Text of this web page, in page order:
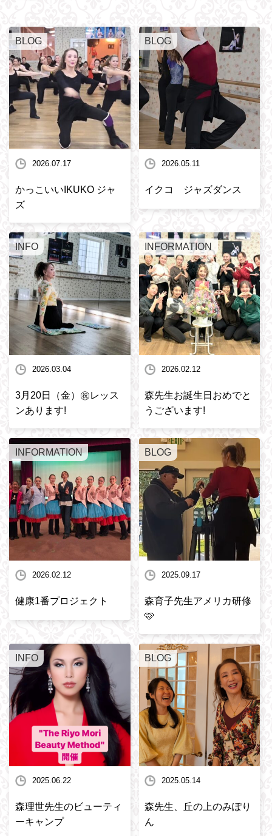
BLOG
2026.07.17
かっこいいIKUKO ジャ
ズ
BLOG
2026.05.11
イクコ ジャズダンス
INFO
2026.03.04
3月20日（金）㊗️レッス
ンあります!
INFORMATION
2026.02.12
森先生お誕生日おめでと
うございます!
INFORMATION
2026.02.12
健康1番プロジェクト
BLOG
2025.09.17
森育子先生アメリカ研修
🩷
INFO
2025.06.22
森理世先生のビューティ
ーキャンプ
BLOG
2025.05.14
森先生、丘の上のみぽり
ん